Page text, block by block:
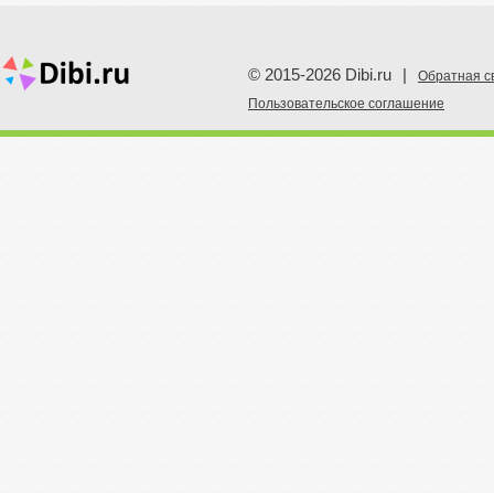
© 2015-2026 Dibi.ru
Обратная
Пoльзовательское соглашение